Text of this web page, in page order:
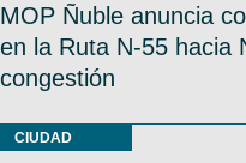
MOP Ñuble anuncia
en la Ruta N-55 hacia
congestión
CIUDAD